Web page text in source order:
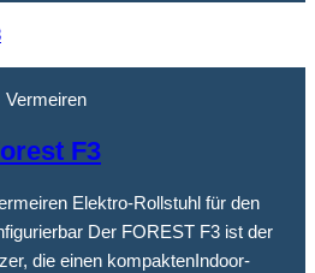
Vermeiren
F3
Elektro-Rollstuhl für den
Der FOREST F3 ist der
die einen kompaktenIndoor-